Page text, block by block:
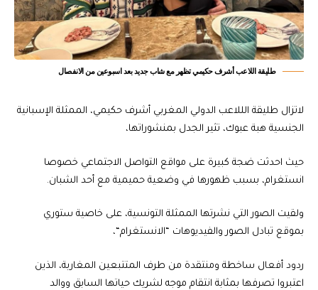
طليقة اللاعب أشرف حكيمي تظهر مع شاب جديد بعد اسبوعين من الانفصال
لاتزال طليقة الللاعب الدولي المغربي أشرف حكيمي، الممثلة الإسبانية
الجنسية هبة عبوك، تثير الجدل بمنشوراتها،
حيث احدثت ضجة كبيرة على مواقع التواصل الاجتماعي خصوصا
انستغرام، بسبب ظهورها في وضعية حميمية مع أحد الشبان.
ولقيت الصور التي نشرتها الممثلة التونسية، على خاصية ستوري
بموقع تبادل الصور والفيديوهات “الانستغرام“،
ردود أفعال ساخطة ومنتقدة من طرف المتتبعين المغاربة، الذين
اعتبروا تصرفها بمثابة انتقام موجه لشريك حياتها السابق ووالد